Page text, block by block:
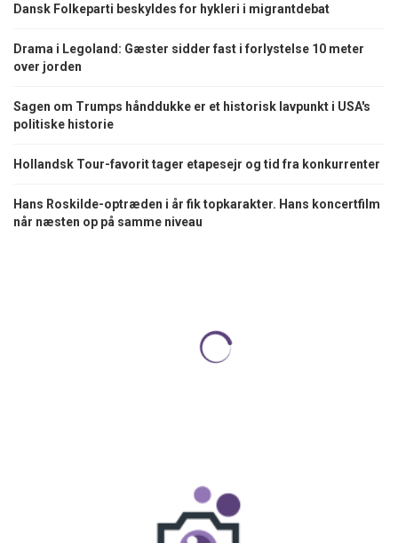
Dansk Folkeparti beskyldes for hykleri i migrantdebat
Drama i Legoland: Gæster sidder fast i forlystelse 10 meter
over jorden
Sagen om Trumps hånddukke er et historisk lavpunkt i USA's
politiske historie
Hollandsk Tour-favorit tager etapesejr og tid fra konkurrenter
Hans Roskilde-optræden i år fik topkarakter. Hans koncertfilm
når næsten op på samme niveau